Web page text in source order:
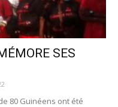
SES
80 Guinéens ont été